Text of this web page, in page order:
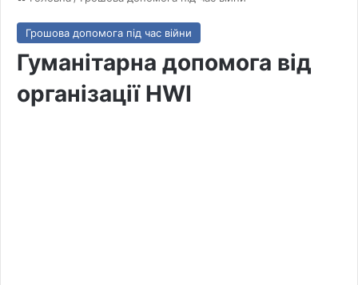
Грошова допомога під час війни
Гуманітарна допомога від
організації HWI